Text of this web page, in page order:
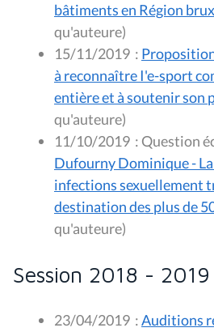
bâtiments en Région
qu'auteure)
15/11/2019 :
à reconnaître I'e-sport
entière et à soutenir son
qu'auteure)
11/10/2019 :
Dufourny Dominique -
infections sexuellement
destination des plus de
qu'auteure)
Session 2018 - 2019
23/04/2019 :Auditions